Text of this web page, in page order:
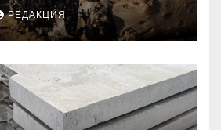
РЕДАКЦИЯ